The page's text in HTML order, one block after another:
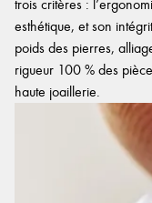
trois critères :
esthétique, et son
poids des pierres,
rigueur 100 % des
haute joaillerie.